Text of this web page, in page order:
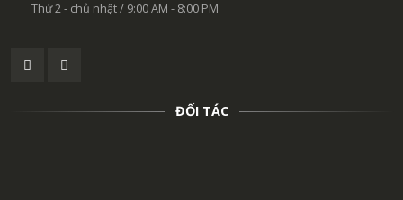
Thứ 2 - chủ nhật / 9:00 AM - 8:00 PM
ĐỐI TÁC